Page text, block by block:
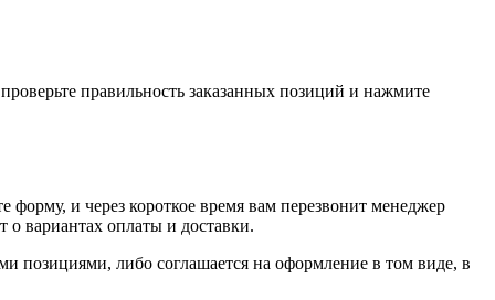
правильность заказанных позиций и нажмите
и через короткое время вам перезвонит менеджер
о вариантах оплаты и доставки.
позициями, либо соглашается на оформление в том виде, в